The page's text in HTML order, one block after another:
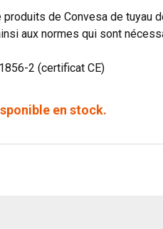
produits de Convesa de tuyau
aux normes qui sont
2 (certificat CE)
en stock.